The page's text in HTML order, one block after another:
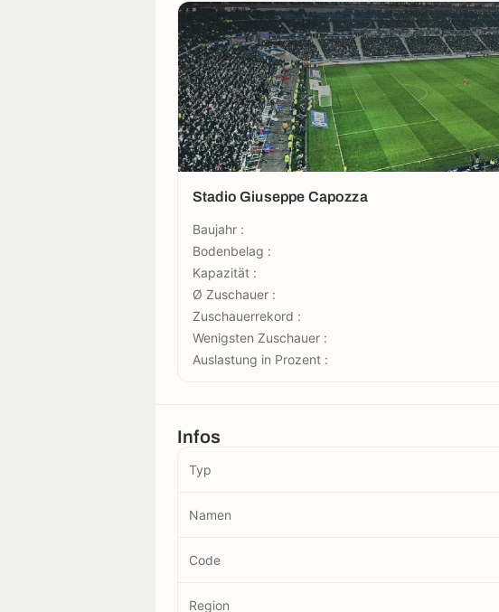
Stadio Giuseppe Capozza
Baujahr :
Bodenbelag :
Kapazität :
Ø Zuschauer :
Zuschauerrekord :
Wenigsten Zuschauer :
Auslastung in Prozent :
Infos
Typ
Namen
Code
Region